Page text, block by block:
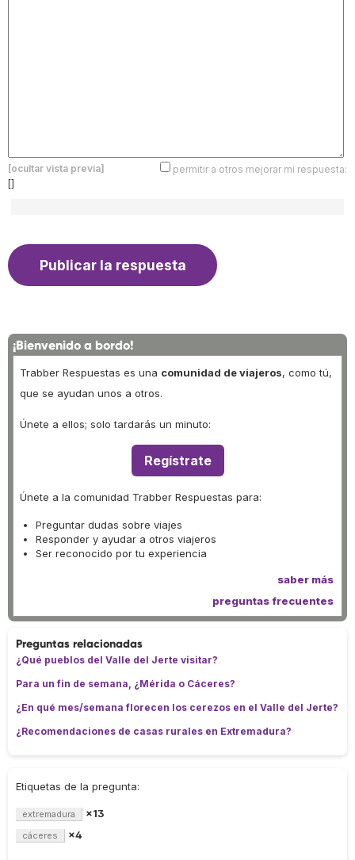
[ocultar vista previa]
permitir a otros mejorar mi respuesta:
[]
¡Bienvenido a bordo!
Trabber Respuestas es una comunidad de viajeros, como tú,
que se ayudan unos a otros.
Únete a ellos; solo tardarás un minuto:
Regístrate
Únete a la comunidad Trabber Respuestas para:
Preguntar dudas sobre viajes
Responder y ayudar a otros viajeros
Ser reconocido por tu experiencia
saber más
preguntas frecuentes
Preguntas relacionadas
¿Qué pueblos del Valle del Jerte visitar?
Para un fin de semana, ¿Mérida o Cáceres?
¿En qué mes/semana florecen los cerezos en el Valle del Jerte?
¿Recomendaciones de casas rurales en Extremadura?
Etiquetas de la pregunta:
extremadura ×13
cáceres ×4